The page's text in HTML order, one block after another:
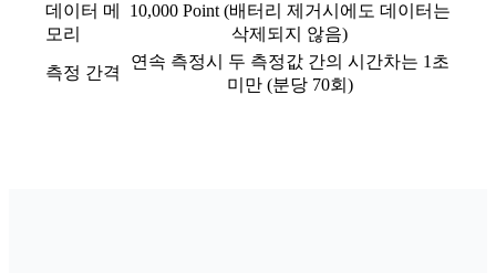
데이터 메
모리
10,000 Point (배터리 제거시에도 데이터는
삭제되지 않음)
측정 간격
연속 측정시 두 측정값 간의 시간차는 1초
미만 (분당 70회)